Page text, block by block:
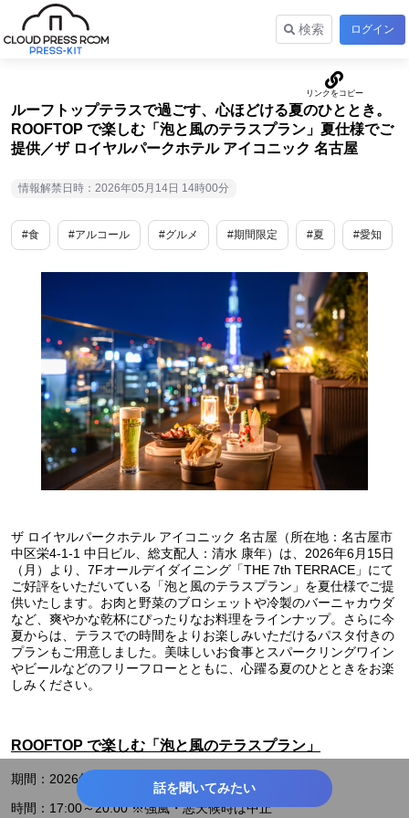
検索 ログイン
ルーフトップテラスで過ごす、心ほどける夏のひととき。
ROOFTOP で楽しむ「泡と風のテラスプラン」夏仕様でご
提供／ザ ロイヤルパークホテル アイコニック 名古屋
情報解禁日時：2026年05月14日 14時00分
#食 #アルコール #グルメ #期間限定 #夏 #愛知
ザ ロイヤルパークホテル アイコニック 名古屋（所在地：名古屋市
中区栄4-1-1 中日ビル、総支配人：清水 康年）は、2026年6月15日
（月）より、7Fオールデイダイニング「THE 7th TERRACE」にて
ご好評をいただいている「泡と風のテラスプラン」を夏仕様でご提
供いたします。お肉と野菜のブロシェットや冷製のバーニャカウダ
など、爽やかな乾杯にぴったりなお料理をラインナップ。さらに今
夏からは、テラスでの時間をよりお楽しみいただけるパスタ付きの
プランもご用意しました。美味しいお食事とスパークリングワイン
やビールなどのフリーフローとともに、心躍る夏のひとときをお楽
しみください。
ROOFTOP で楽しむ「泡と風のテラスプラン」
期間：2026年6月15日（月）～2026年9月15日（火）
時間：17:00～20:00 ※強風・悪天候時は中止
話を聞いてみたい